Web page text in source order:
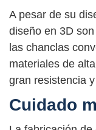
A pesar de su
diseño en 3D
las chanclas
materiales de
gran resistencia
Cuidado